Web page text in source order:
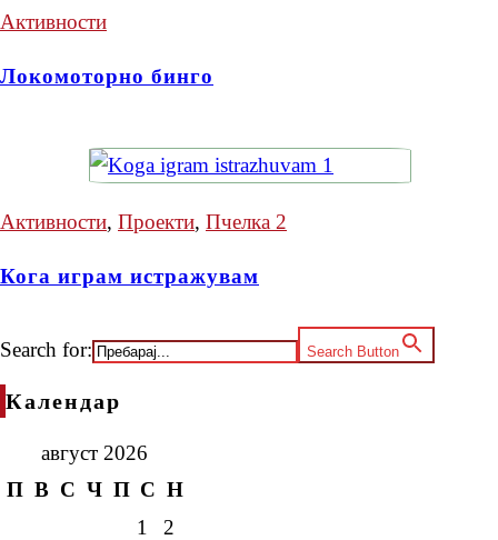
Активности
Локомоторно бинго
Активности, Проекти, Пчелка 2
Кога играм истражувам
Search for: Search Button
Календар
август 2026
П В С Ч П С Н
1
2